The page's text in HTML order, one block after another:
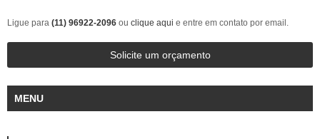
Ligue para (11) 96922-2096 ou clique aqui e entre em contato por email.
Solicite um orçamento
MENU